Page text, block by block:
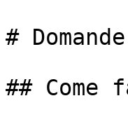
#
##